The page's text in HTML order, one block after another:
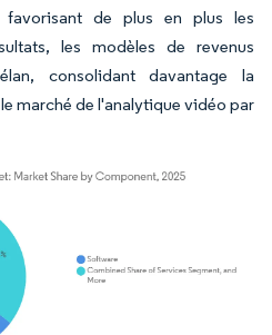
favorisant de plus en plus les
les modèles de revenus
consolidant davantage la
marché de l'analytique vidéo par